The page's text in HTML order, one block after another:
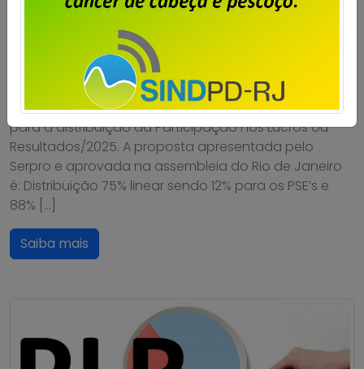
Imprensa
Os trabalhadores e trabalhadoras do Serpro no Rio
de Janeiro aprovaram hoje (17/03), em assembleia
realizada pelo Sindpd-RJ, a proposta da empresa
para a distribuição da Participação nos Lucros ou
Resultados/2025. A proposta apresentada pelo
Serpro e aprovada na assembleia do Rio de Janeiro
é: Distribuição 75% linear sendo 12% para os PSE’s e
88% […]
Saiba mais